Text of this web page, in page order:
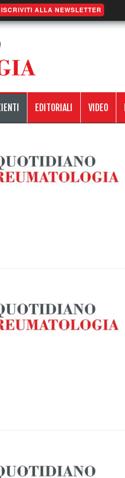
ISCRIVITI ALLA NEWSLETTER
EDITORIALI VIDEO